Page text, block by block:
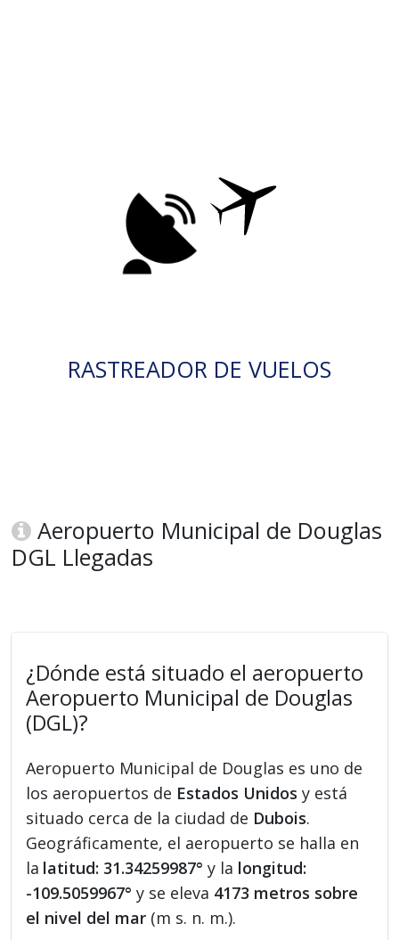
RASTREADOR DE VUELOS
Aeropuerto Municipal de Douglas
DGL Llegadas
¿Dónde está situado el aeropuerto
Aeropuerto Municipal de Douglas
(DGL)?
Aeropuerto Municipal de Douglas es uno de
los aeropuertos de Estados Unidos y está
situado cerca de la ciudad de Dubois.
Geográficamente, el aeropuerto se halla en
la latitud: 31.34259987° y la longitud:
-109.5059967° y se eleva 4173 metros sobre
el nivel del mar (m s. n. m.).